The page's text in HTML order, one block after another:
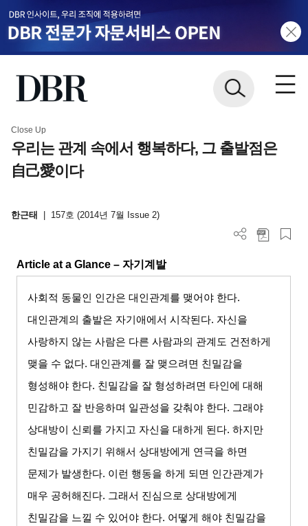
Close Up
우리는 관계 속에서 행복하다, 그 출발점은
自己愛이다
한근태 157호 (2014년 7월 Issue 2)
Article at a Glance –자기계발
사회적 동물인 인간은 대인관계를 맺어야 한다.
대인관계의 출발은 자기애에서 시작된다. 자신을
사랑하지 않는 사람은 다른 사람과의 관계도 건전하게
맺을 수 없다.대인관계를 잘 맺으려면 친밀감을
형성해야 한다. 친밀감을 잘 형성하려면 타인에 대해
민감하고 잘 반응하며 일관성을 갖춰야 한다. 그래야
상대방이 신뢰를 가지고 자신을 대하게 된다.하지만
친밀감을 가지기 위해서 상대방에게 연극을 하면
문제가 발생한다. 이런 행동을 하게 되면 인간관계가
매우 공허해진다. 그래서 진심으로 상대방에게
친밀감을 느낄 수 있어야 한다. 어떻게 해야 친밀감을